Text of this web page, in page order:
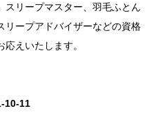
スリープマスター、羽毛ふとん
リープアドバイザーなどの資格
えいたします。
10-11